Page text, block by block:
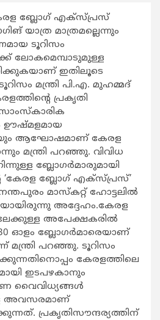
ബ്ലോഗ് എക്സ്പ്രസ്
യാത്ര മാത്രമല്ലെന്നും
ടൂറിസം
ലോകമെമ്പാടുമുള്ള
ഇതിലൂടെ
മന്ത്രി പി.എ. മുഹമ്മദ്
പ്രകൃതി
ഊഷ്മളമായ
ആഘോഷമാണ് കേരള
മന്ത്രി പറഞ്ഞു. വിവിധ
ബ്ലോഗര്‍മാരുമായി
‘കേരള ബ്ലോഗ് എക്സ്പ്രസ്’
മാസ്കറ്റ് ഹോട്ടലില്‍
അദ്ദേഹം.കേരള
അപേക്ഷകരില്‍
ഓളം ബ്ലോഗര്‍മാരെയാണ്
പറഞ്ഞു. ടൂറിസം
കേരളത്തിലെ
ഇടപഴകാനും
വൈവിധ്യങ്ങള്‍
അവസരമാണ്
പ്രകൃതിസൗന്ദര്യത്തിന്